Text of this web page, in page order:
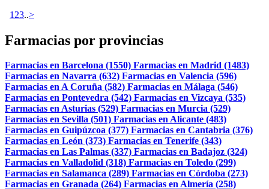
1 23..>
Farmacias por provincias
Farmacias en Barcelona (1550) Farmacias en Madrid (1483)
Farmacias en Navarra (632) Farmacias en Valencia (596)
Farmacias en A Coruña (582) Farmacias en Málaga (546)
Farmacias en Pontevedra (542) Farmacias en Vizcaya (535)
Farmacias en Asturias (529) Farmacias en Murcia (529)
Farmacias en Sevilla (501) Farmacias en Alicante (483)
Farmacias en Guipúzcoa (377) Farmacias en Cantabria (376)
Farmacias en León (373) Farmacias en Tenerife (343)
Farmacias en Las Palmas (337) Farmacias en Badajoz (324)
Farmacias en Valladolid (318) Farmacias en Toledo (299)
Farmacias en Salamanca (289) Farmacias en Córdoba (273)
Farmacias en Granada (264) Farmacias en Almería (258)